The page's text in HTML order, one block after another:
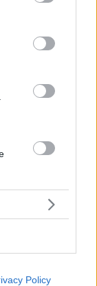
party tags to
below Google
Policy